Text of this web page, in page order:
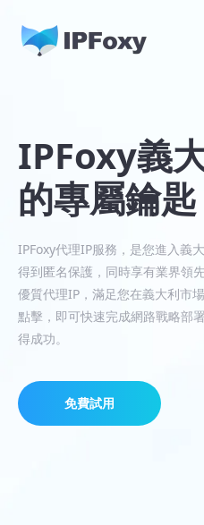
IPFoxy義
的專屬鑰匙
IPFoxy代理IP服務，是您進入義
得到匿名保護，同時享有業界領
優質代理IP，滿足您在義大利市
點擊，即可快速完成網路戰略部
得成功。
免費試用